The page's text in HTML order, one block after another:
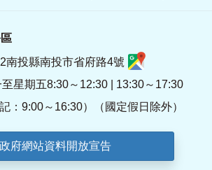
南投縣南投市省府路4號
星期五8:30～12:30 | 13:30～17:30
記：9:00～16:30）（國定假日除外）
政府網站資料開放宣告